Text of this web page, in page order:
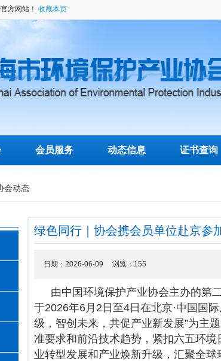
官方网站！ 收藏本页
会员服务 动态信息 证书查询
会动态
绿色同行｜协会携会员单位赴京参
日期：2026-06-09 浏览： 155
由中国环境保护产业协会主办的第
于2026年6月2日至4日在北京·中国国
级，智创未来，共促产业新发展”为主
准要求和前沿技术趋势，紧扣六五环境
业转型发展和产业焕新升级，汇聚全